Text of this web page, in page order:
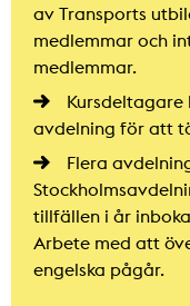
av Transports
medlemmar och
medlemmar.
Kursdeltagare
avdelning för att
Flera
tillfällen i år
Arbete med att
engelska pågår.